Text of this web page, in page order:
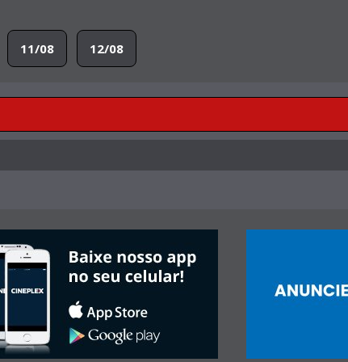
11/08 12/08